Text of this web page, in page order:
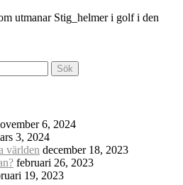
utmanar Stig_helmer i golf i den
6, 2024
3, 2024
världen december 18, 2023
februari 26, 2023
19, 2023